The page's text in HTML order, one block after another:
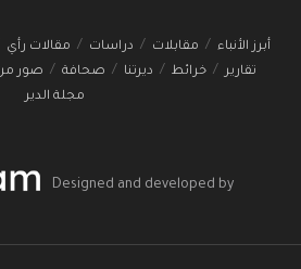
أبرز الأنباء مقابلات دراسات مقالات رأي
تقارير
خرائط ديرتنا صحافة صور من
مجلة الدير
Designed and developed by